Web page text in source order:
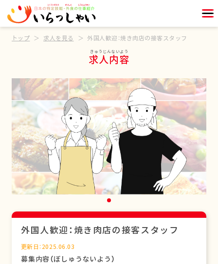
トップ 求人を見る 外国人歓迎：焼き肉店の接客スタッフ
求人内容
外国人歓迎：焼き肉店の接客スタッフ
更新日：2025.06.03
募集内容（ぼしゅうないよう）